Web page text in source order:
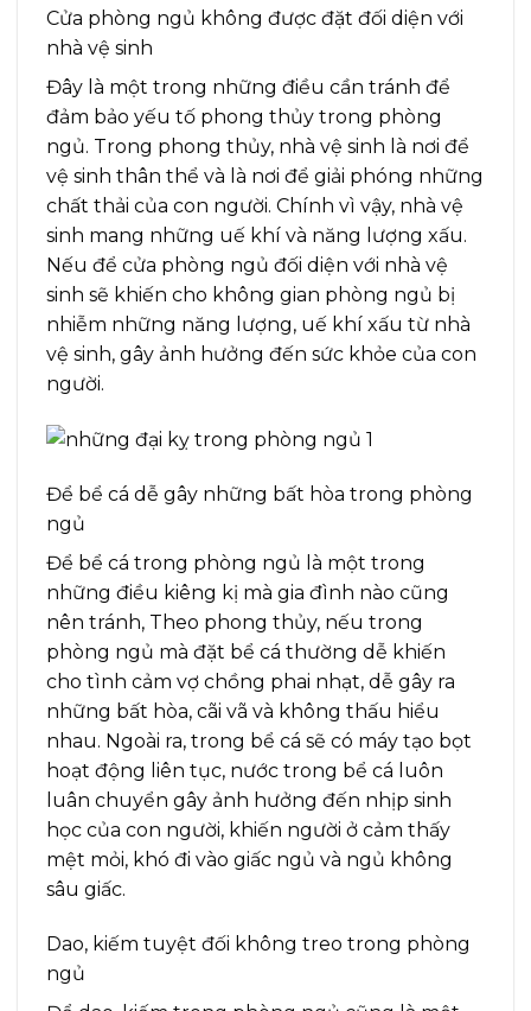
Cửa phòng ngủ không được đặt đối diện với
nhà vệ sinh
Đây là một trong những điều cần tránh để
đảm bảo yếu tố phong thủy trong phòng
ngủ. Trong phong thủy, nhà vệ sinh là nơi để
vệ sinh thân thể và là nơi để giải phóng những
chất thải của con người. Chính vì vậy, nhà vệ
sinh mang những uế khí và năng lượng xấu.
Nếu để cửa phòng ngủ đối diện với nhà vệ
sinh sẽ khiến cho không gian phòng ngủ bị
nhiễm những năng lượng, uế khí xấu từ nhà
vệ sinh, gây ảnh hưởng đến sức khỏe của con
người.
Để bể cá dễ gây những bất hòa trong phòng
ngủ
Để bể cá trong phòng ngủ là một trong
những điều kiêng kị mà gia đình nào cũng
nên tránh, Theo phong thủy, nếu trong
phòng ngủ mà đặt bể cá thường dễ khiến
cho tình cảm vợ chồng phai nhạt, dễ gây ra
những bất hòa, cãi vã và không thấu hiểu
nhau. Ngoài ra, trong bể cá sẽ có máy tạo bọt
hoạt động liên tục, nước trong bể cá luôn
luân chuyển gây ảnh hưởng đến nhịp sinh
học của con người, khiến người ở cảm thấy
mệt mỏi, khó đi vào giấc ngủ và ngủ không
sâu giấc.
Dao, kiếm tuyệt đối không treo trong phòng
ngủ